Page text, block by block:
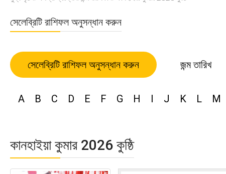
সেলেব্রিটি রাশিফল অনুসন্ধান করুন
সেলেব্রিটি রাশিফল অনুসন্ধান করুন জন্ম তারিখ
A B C D E F G H I J K L M
কানহাইয়া কুমার 2026 কুষ্ঠি